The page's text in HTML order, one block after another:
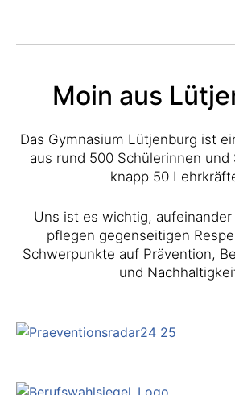
Moin aus
Das Gymnasium Lütjenburg ist
aus rund 500 Schülerinnen und
knapp 50
Uns ist es wichtig,
pflegen gegenseitigen
Schwerpunkte auf Prävention,
und